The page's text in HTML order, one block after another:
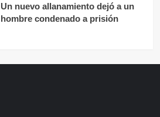
Un nuevo allanamiento dejó a un
hombre condenado a prisión